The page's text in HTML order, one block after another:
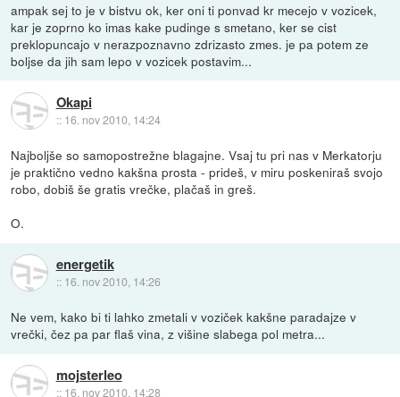
ampak sej to je v bistvu ok, ker oni ti ponvad kr mecejo v vozicek,
kar je zoprno ko imas kake pudinge s smetano, ker se cist
preklopuncajo v nerazpoznavno zdrizasto zmes. je pa potem ze
boljse da jih sam lepo v vozicek postavim...
Okapi
:: 16. nov 2010, 14:24
Najboljše so samopostrežne blagajne. Vsaj tu pri nas v Merkatorju
je praktično vedno kakšna prosta - prideš, v miru poskeniraš svojo
robo, dobiš še gratis vrečke, plačaš in greš.
O.
energetik
:: 16. nov 2010, 14:26
Ne vem, kako bi ti lahko zmetali v voziček kakšne paradajze v
vrečki, čez pa par flaš vina, z višine slabega pol metra...
mojsterleo
:: 16. nov 2010, 14:28